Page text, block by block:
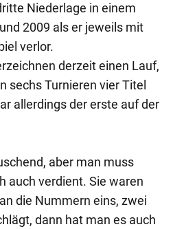
Niederlage in einem
2009 als er jeweils mit
verlor.
derzeit einen Lauf,
sechs Turnieren vier Titel
allerdings der erste auf der
aber man muss
auch verdient. Sie waren
die Nummern eins, zwei
dann hat man es auch